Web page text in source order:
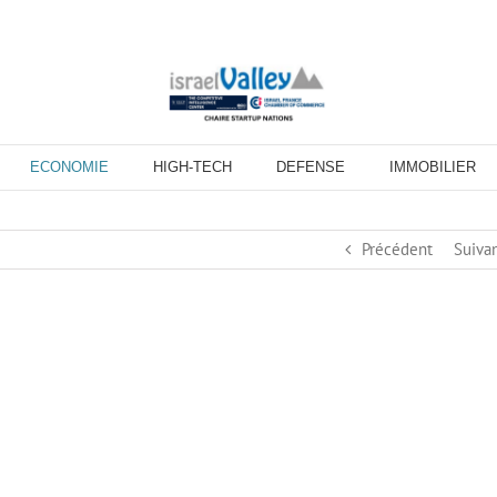
ECONOMIE HIGH-TECH DEFENSE IMMOBILIER
Précédent